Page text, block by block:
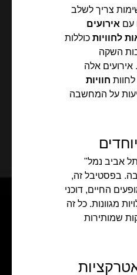
צריך לשלב
עם אירועים
לחוויות כוללות
השקה
אירועים אלה
חוויות
על המחשבה
אביב נמל"
בפסטיבל זה,
החיים, דוכני
מגוונות. כל זה
שמותירות